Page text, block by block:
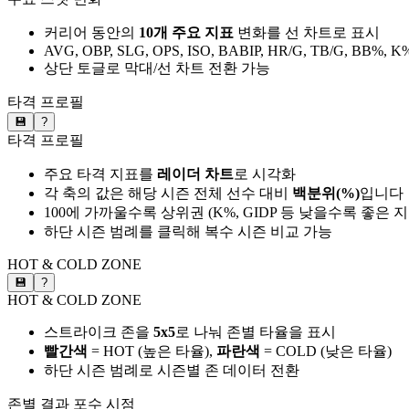
커리어 동안의 10개 주요 지표 변화를 선 차트로 표시
AVG, OBP, SLG, OPS, ISO, BABIP, HR/G, TB/G, BB%,
상단 토글로 막대/선 차트 전환 가능
타격 프로필
💾 ?
타격 프로필
주요 타격 지표를 레이더 차트로 시각화
각 축의 값은 해당 시즌 전체 선수 대비 백분위(%)입니다
100에 가까울수록 상위권 (K%, GIDP 등 낮을수록 좋은
하단 시즌 범례를 클릭해 복수 시즌 비교 가능
HOT & COLD ZONE
💾 ?
HOT & COLD ZONE
스트라이크 존을 5x5로 나눠 존별 타율을 표시
빨간색 = HOT (높은 타율), 파란색 = COLD (낮은 타율)
하단 시즌 범례로 시즌별 존 데이터 전환
존별 결과 포수 시점